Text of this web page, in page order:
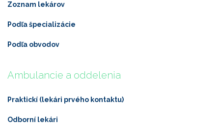
Zoznam lekárov
Podľa špecializácie
Podľa obvodov
Ambulancie a oddelenia
Praktickí (lekári prvého kontaktu)
Odborní lekári